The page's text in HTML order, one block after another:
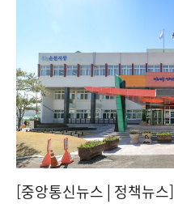
[중앙통신뉴스│정책뉴스]